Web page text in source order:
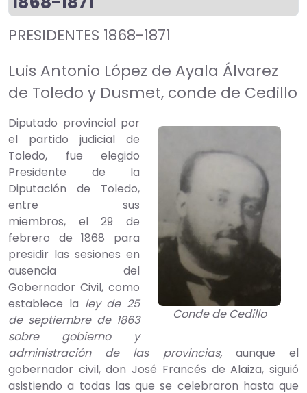
PRESIDENTES 1868-1871
Luis Antonio López de Ayala Álvarez
de Toledo y Dusmet, conde de Cedillo
Conde de Cedillo
Diputado provincial por
el partido judicial de
Toledo, fue elegido
Presidente de la
Diputación de Toledo,
entre sus
miembros, el 29 de
febrero de 1868 para
presidir las sesiones en
ausencia del
Gobernador Civil, como
establece la ley de 25
de septiembre de 1863
sobre gobierno y
administración de las provincias,aunque el
gobernador civil, don José Francés de Alaiza, siguió
asistiendo a todas las que se celebraron hasta que